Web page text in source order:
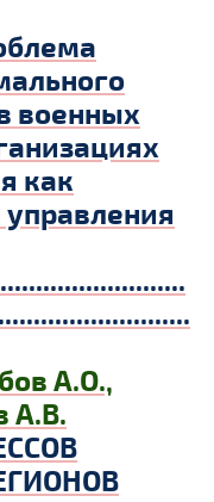
военных
как
А.О.,
А.В.